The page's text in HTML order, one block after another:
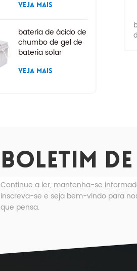
VEJA MAIS
bateria de ácido de
chumbo de gel de
bateria solar
VEJA MAIS
BOLETIM
Continue a ler, mantenha-se
inscreva-se e seja bem-vindo para
que pensa.